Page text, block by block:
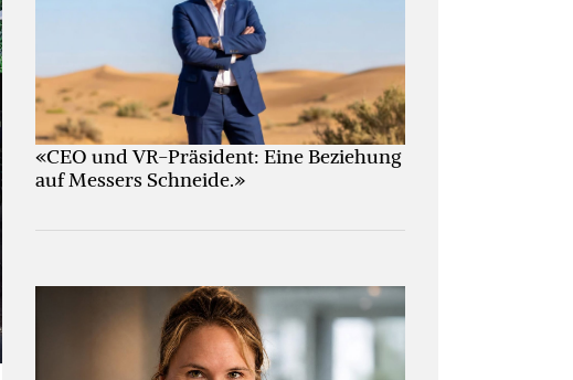
«CEO und VR-Präsident: Eine Beziehung
auf Messers Schneide.»